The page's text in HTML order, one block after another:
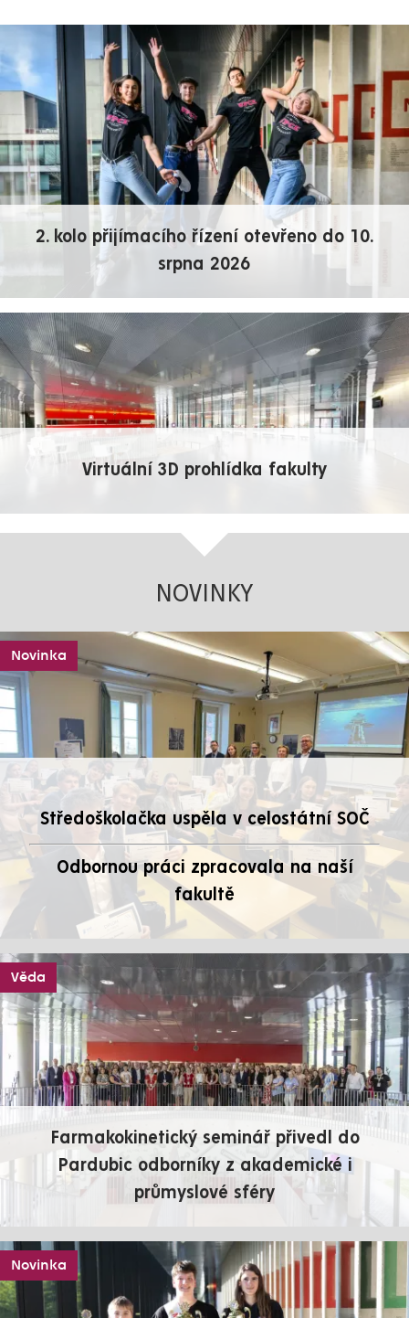
2. kolo přijímacího řízení otevřeno do 10.
srpna 2026
Virtuální 3D prohlídka fakulty
NOVINKY
Novinka
Středoškolačka uspěla v celostátní SOČ
Odbornou práci zpracovala na naší
fakultě
Věda
Farmakokinetický seminář přivedl do
Pardubic odborníky z akademické i
průmyslové sféry
Novinka